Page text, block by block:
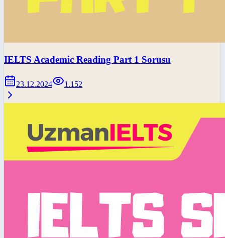
IELTS Academic Reading Part 1 Sorusu
23.12.2024 1.152